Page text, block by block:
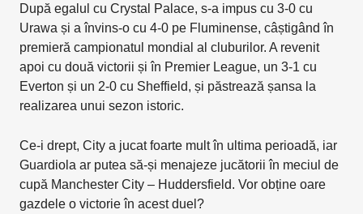
După egalul cu Crystal Palace, s-a impus cu 3-0 cu
Urawa și a învins-o cu 4-0 pe Fluminense, câștigând în
premieră campionatul mondial al cluburilor. A revenit
apoi cu două victorii și în Premier League, un 3-1 cu
Everton și un 2-0 cu Sheffield, și păstrează șansa la
realizarea unui sezon istoric.
Ce-i drept, City a jucat foarte mult în ultima perioadă, iar
Guardiola ar putea să-și menajeze jucătorii în meciul de
cupă Manchester City – Huddersfield. Vor obține oare
gazdele o victorie în acest duel?